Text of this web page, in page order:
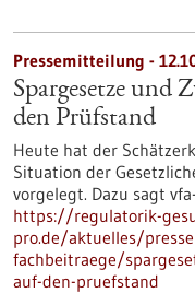
Pressemitteilung -
Spargesetze und
den Prüfstand
Heute hat der
Situation der
vorgelegt. Dazu sagt
https://regulatorik-
pro.de/aktuelles/
fachbeitraege/
auf-den-pruefstand